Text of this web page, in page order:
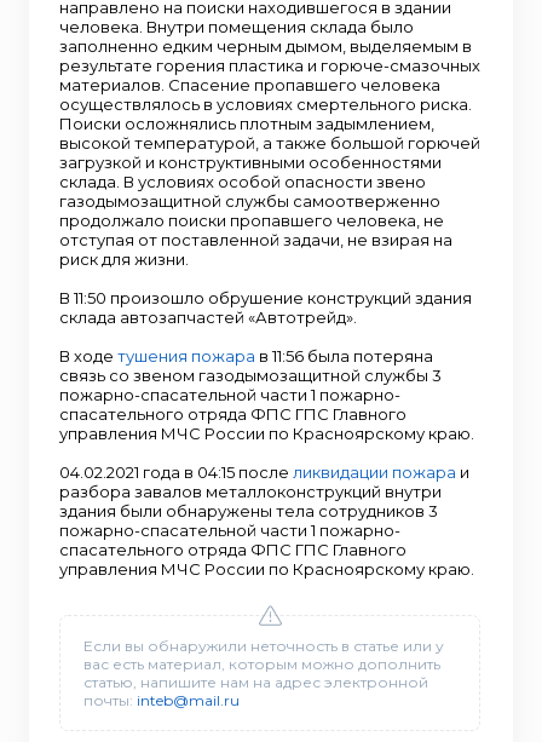
направлено на поиски находившегося в здании
человека. Внутри помещения склада было
заполненно едким черным дымом, выделяемым в
результате горения пластика и горюче-смазочных
материалов. Спасение пропавшего человека
осуществлялось в условиях смертельного риска.
Поиски осложнялись плотным задымлением,
высокой температурой, а также большой горючей
загрузкой и конструктивными особенностями
склада. В условиях особой опасности звено
газодымозащитной службы самоотверженно
продолжало поиски пропавшего человека, не
отступая от поставленной задачи, не взирая на
риск для жизни.
В 11:50 произошло обрушение конструкций здания
склада автозапчастей «Автотрейд».
В ходе тушения пожара в 11:56 была потеряна
связь со звеном газодымозащитной службы 3
пожарно-спасательной части 1 пожарно-
спасательного отряда ФПС ГПС Главного
управления МЧС России по Красноярскому краю.
04.02.2021 года в 04:15 после ликвидации пожара и
разбора завалов металлоконструкций внутри
здания были обнаружены тела сотрудников 3
пожарно-спасательной части 1 пожарно-
спасательного отряда ФПС ГПС Главного
управления МЧС России по Красноярскому краю.
Если вы обнаружили неточность в статье или у
вас есть материал, которым можно дополнить
статью, напишите нам на адрес электронной
почты: inteb@mail.ru